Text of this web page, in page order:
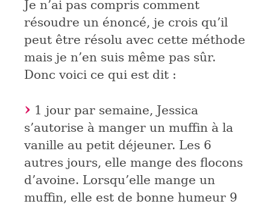
Je n’ai pas compris comment
résoudre un énoncé, je crois qu’il
peut être résolu avec cette méthode
mais je n’en suis même pas sûr.
Donc voici ce qui est dit :
1 jour par semaine, Jessica
s’autorise à manger un muffin à la
vanille au petit déjeuner. Les 6
autres jours, elle mange des flocons
d’avoine. Lorsqu’elle mange un
muffin, elle est de bonne humeur 9